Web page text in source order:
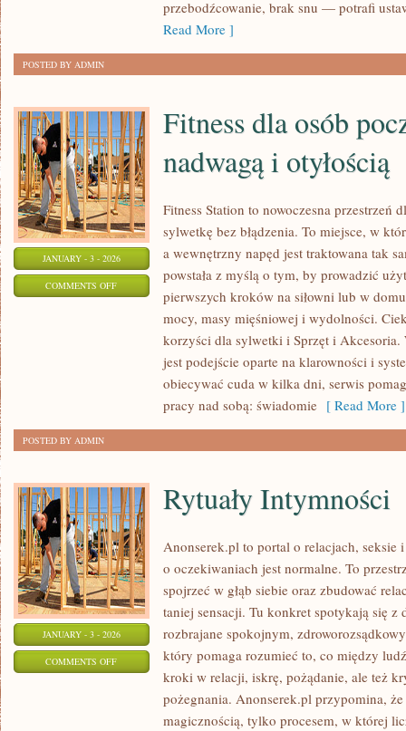
przebodźcowanie, brak snu — potrafi
Read More ]
POSTED BY ADMIN
JANUARY - 3 - 2026
COMMENTS OFFON
Fitness dla osób
nadwagą i otyłością
Fitness Station to nowoczesna przestrzeń
sylwetkę bez błądzenia. To miejsce, w
a wewnętrzny napęd jest traktowana tak
powstała z myślą o tym, by prowadzić
pierwszych kroków na siłowni lub w
mocy, masy mięśniowej i wydolności.
korzyści dla sylwetki i Sprzęt i Akcesoria.
jest podejście oparte na klarowności i
obiecywać cuda w kilka dni, serwis
pracy nad sobą: świadomie [ Read More ]
POSTED BY ADMIN
JANUARY - 3 - 2026
COMMENTS OFFON
INTYMNOŚCI
Rytuały Intymności
Anonserek.pl to portal o relacjach,
o oczekiwaniach jest normalne. To
spojrzeć w głąb siebie oraz zbudować
taniej sensacji. Tu konkret spotykają się z
rozbrajane spokojnym,
który pomaga rozumieć to, co między
kroki w relacji, iskrę, pożądanie, ale też
pożegnania. Anonserek.pl przypomina, że
magicznością, tylko procesem, w której